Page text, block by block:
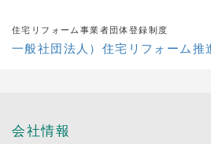
住宅リフォーム事業者団体登録制度
一般社団法人）住宅リフォーム推
会社情報